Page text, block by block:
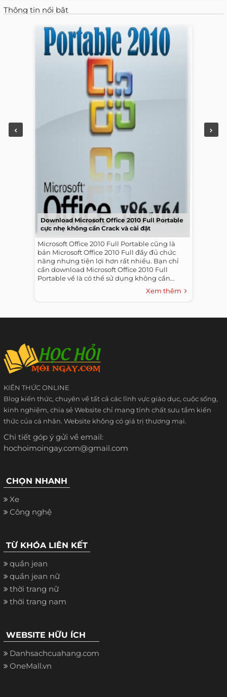
Thông tin nổi bật
Download Microsoft Office 2010 Full Portable
cực nhẹ không cần Crack và cài đặt
Microsoft Office 2010 Full Portable cũng là
bản Microsoft Office 2010 Full đầy đủ chức
năng nhưng tiện lợi hơn rất nhiều. Bạn chỉ
cần download Microsoft Office 2010 Full
Portable về là có thể sử dụng không cần...
Xem thêm
KIẾN THỨC ONLINE
Blog kiến thức, chuyên về tất cả các lĩnh vực giáo dục, cuộc sống,
kinh nghiệm, chia sẻ Website chỉ mang tính chất sưu tầm kiến
thức của cá nhân. Website không có giá trị thương mại.
Chi tiết góp ý gửi về email:
hochoimoingay.com@gmail.com
CHỌN NHANH
Xe
Công nghệ
TỪ KHÓA LIÊN KẾT
quần jean
quần jean nữ
thời trang nữ
thời trang nam
WEBSITE HỮU ÍCH
Danhsachcuahang.com
OneMall.vn